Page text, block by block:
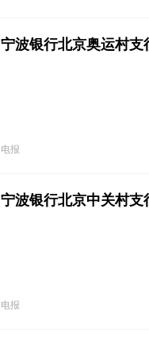
宁波银行北京奥运村
电报
宁波银行北京中关村
电报